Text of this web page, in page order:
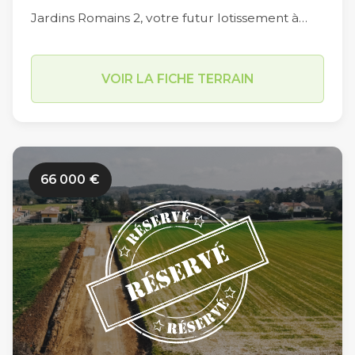
Jardins Romains 2, votre futur lotissement à
travaux de viabilisation des Jardins Romains 2
n’ont pas encore débuté. Limitrophe à la
commune du Passage et à proximité du
centre-ville d’Agen (en moins de 10 minutes en
voiture par le Pont de Pierre), sa situation
géographique est idéale sur l’agglomération
agenaise. Parmi ses autres atouts, sa proximité
immédiate avec le centre scolaire d’Estillac
VOIR LA FICHE TERRAIN
66 000 €